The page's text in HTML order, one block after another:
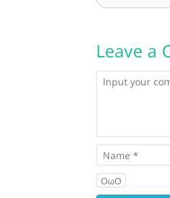
Leave a
OωO